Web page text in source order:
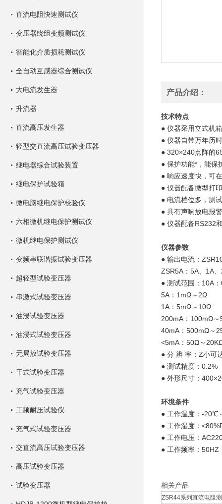
直流电阻快速测试仪
变压器绕组变频测试仪
智能化介质损耗测试仪
全自动互感器综合测试仪
大电流发生器
升流器
直流高压发生器
轻型交直流高压试验变压器
继电器综合试验装置
继电保护试验箱
微电脑继电保护校验仪
六相微机继电保护测试仪
微机继电保护测试仪
变频串联谐振试验变压器
超轻型试验变压器
串激式试验变压器
油浸试验变压器
油浸式试验变压器
无局放试验变压器
干式试验变压器
充气试验变压器
工频耐压试验仪
充气式试验变压器
交直流高压试验变压器
高压试验变压器
试验变压器
产品介绍：
技术特点
● 仪器采用立式机
● 仪器自带万年历
● 320×240点阵的
● 保护功能*，能保
● 响应速度快，可
● 仪器配备微型打
● 电流档位多，测
● 具有声响放电报
● 仪器配备RS232
仪器参数
● 输出电流：
ZSR5A：5A、1A
● 测试范围：10A
5A：1mΩ～2Ω
1A：5mΩ～10Ω
200mA：100mΩ
40mA：500mΩ～
<5mA：50Ω～
● 分 辨 率：Z小可
● 测试精度：0.2%
● 外形尺寸：
环境条件
● 工作温度：-20℃
● 工作湿度：
● 工作电压：
● 工作频率：50HZ
相关产品
ZSR44系列直流电阻